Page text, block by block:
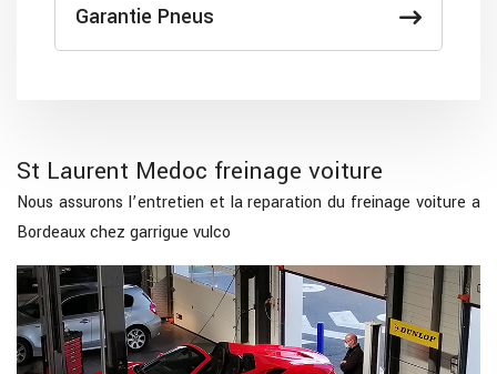
Garantie Pneus
St Laurent Medoc freinage voiture
Nous assurons l’entretien et la reparation du freinage voiture a
Bordeaux chez garrigue vulco